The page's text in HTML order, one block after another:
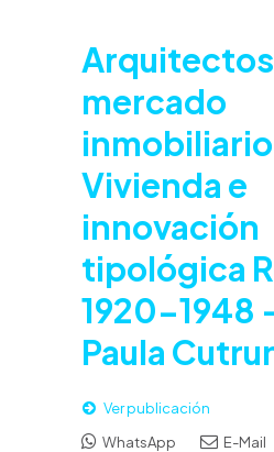
mercado
Vivienda e
innovación
tipológica
1920-1948
Paula
Ver publicación
WhatsApp
E-Mail